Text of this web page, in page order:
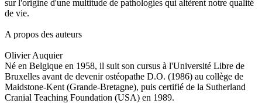
sur l'origine d'une multitude de pathologies qui altèrent notre qualité
de vie.
A propos des auteurs
Olivier Auquier
Né en Belgique en 1958, il suit son cursus à l'Université Libre de
Bruxelles avant de devenir ostéopathe D.O. (1986) au collège de
Maidstone-Kent (Grande-Bretagne), puis certifié de la Sutherland
Cranial Teaching Foundation (USA) en 1989.